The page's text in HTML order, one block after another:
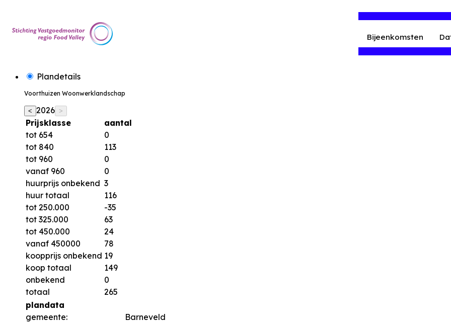
Bijeenkomsten
Plandetails
Voorthuizen Woonwerklandschap
< 2026 >
Prijsklasse
aantal
tot 654
0
tot 840
113
tot 960
0
vanaf 960
0
huurprijs onbekend 3
huur totaal
116
tot 250.000
-35
tot 325.000
63
tot 450.000
24
vanaf 450000
78
koopprijs onbekend 19
koop totaal
149
onbekend
0
totaal
265
plandata
gemeente:
Barneveld